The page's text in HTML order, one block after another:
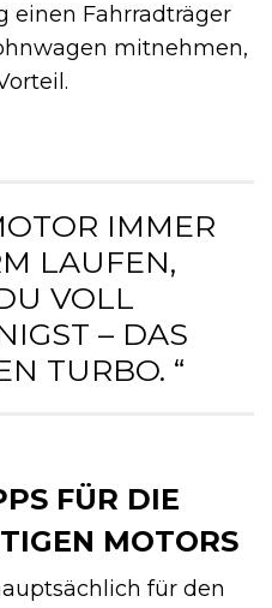
einen Fahrradträger
mitnehmen,
IMMER
LAUFEN,
VOLL
– DAS
TURBO. “
FÜR DIE
MOTORS
für den